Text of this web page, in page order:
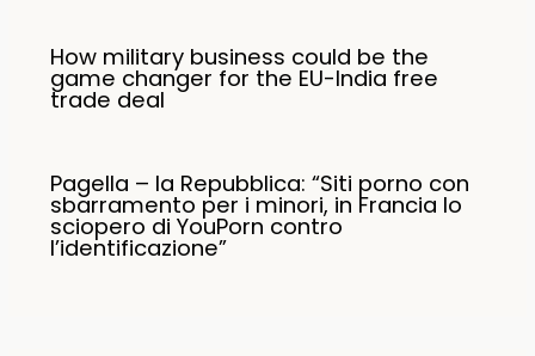
How military business could be the
game changer for the EU-India free
trade deal
Pagella – la Repubblica: “Siti porno con
sbarramento per i minori, in Francia lo
sciopero di YouPorn contro
l’identificazione”